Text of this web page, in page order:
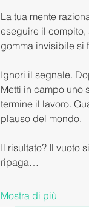
La tua mente
eseguire il compito,
gomma invisibile si
Ignori il segnale.
Metti in campo uno
termine il lavoro.
plauso del mondo.
Il risultato? Il vuoto
ripaga…
Mostra di più